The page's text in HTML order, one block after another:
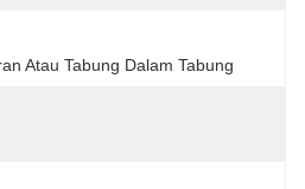
Atau Tabung Dalam Tabung